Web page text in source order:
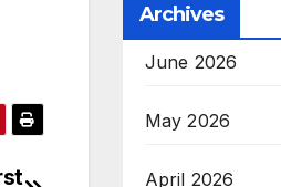
Archives
June 2026
May 2026
April 2026